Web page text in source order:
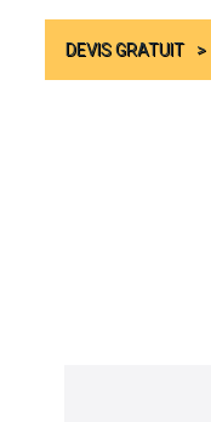
DEVIS GRATUIT